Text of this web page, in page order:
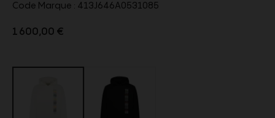
Code Marque : 413J646A0531085
1 600,00 €